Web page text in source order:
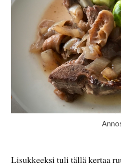
Lisukkeeksi tuli tällä kertaa